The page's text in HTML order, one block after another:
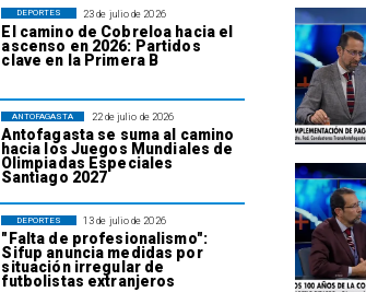
23 de julio de 2026
El camino de Cobreloa hacia el
ascenso en 2026: Partidos
clave en la Primera B
DEPORTES
22 de julio de 2026
Antofagasta se suma al camino
hacia los Juegos Mundiales de
Olimpiadas Especiales
Santiago 2027
ANTOFAGASTA
13 de julio de 2026
"Falta de profesionalismo":
Sifup anuncia medidas por
situación irregular de
futbolistas extranjeros
DEPORTES